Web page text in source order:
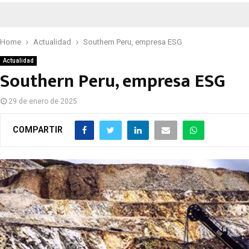
Home Actualidad Southern Peru, empresa ESG
Actualidad
Southern Peru, empresa ESG
29 de enero de 2025
COMPARTIR